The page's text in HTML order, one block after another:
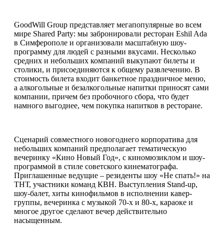
GoodWill Group представляет мегапопулярные во всем
мире Shared Party: мы забронировали ресторан Eshil Ada
в Симферополе и организовали масштабную шоу-
программу для людей с разными вкусами. Несколько
средних и небольших компаний выкупают билеты и
столики, и присоединяются к общему развлечению. В
стоимость билета входит банкетное праздничное меню,
а алкогольные и безалкогольные напитки приносят сами
компании, причем без пробочного сбора, что будет
намного выгоднее, чем покупка напитков в ресторане.
Сценарий совместного новогоднего корпоратива для
небольших компаний предполагает тематическую
вечеринку «Кино Новый Год», с киномюзиклом и шоу-
программой в стиле советского кинематографа.
Приглашенные ведущие – резиденты шоу «Не спать!» на
ТНТ, участники команд КВН. Выступления Stand-up,
шоу-балет, хиты кинофильмов в исполнении кавер-
группы, вечеринка с музыкой 70-х и 80-х, караоке и
многое другое сделают вечер действительно
насыщенным.